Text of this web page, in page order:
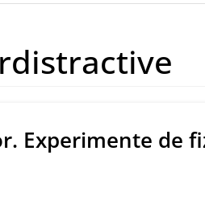
Experimente de